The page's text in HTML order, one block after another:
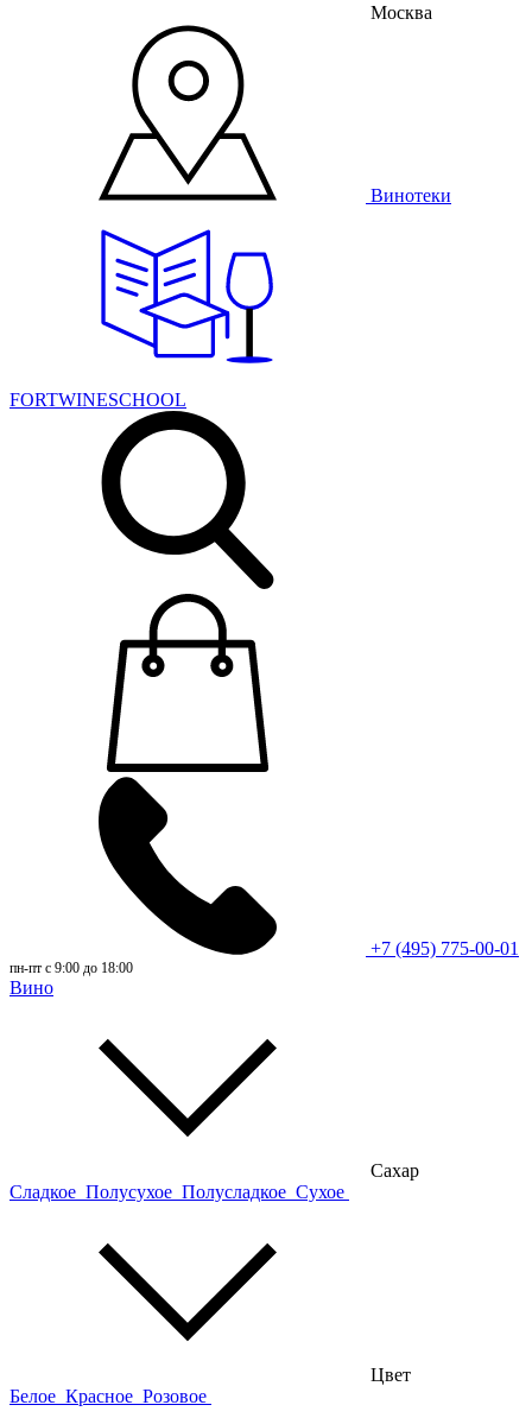
Москва
Винотеки
FORTWINESCHOOL
+7 (495) 775-00-01
пн-пт с 9:00 до 18:00
Вино
Сахар
Сладкое Полусухое Полусладкое Сухое
Цвет
Белое Красное Розовое